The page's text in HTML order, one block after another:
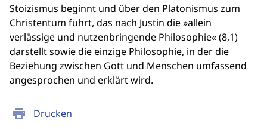
print Drucken
Stoizismus beginnt und über den Platonismus zum
Christentum führt, das nach Justin die »allein
verlässige und nutzenbringende Philosophie« (8,1)
darstellt sowie die einzige Philosophie, in der die
Beziehung zwischen Gott und Menschen umfassend
angesprochen und erklärt wird.